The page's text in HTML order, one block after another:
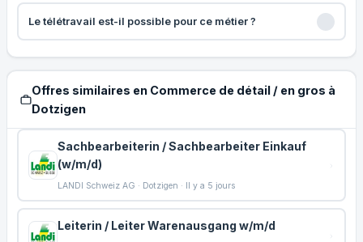
Le télétravail est-il possible pour ce métier ?
Offres similaires en Commerce de détail / en gros à
Dotzigen
Sachbearbeiterin / Sachbearbeiter Einkauf
(w/m/d)
LANDI Schweiz AG · Dotzigen · Il y a 5 jours
Leiterin / Leiter Warenausgang w/m/d